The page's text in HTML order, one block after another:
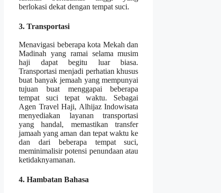
berlokasi dekat dengan tempat suci.
3. Transportasi
Menavigasi beberapa kota Mekah dan
Madinah yang ramai selama musim
haji dapat begitu luar biasa.
Transportasi menjadi perhatian khusus
buat banyak jemaah yang mempunyai
tujuan buat menggapai beberapa
tempat suci tepat waktu. Sebagai
Agen Travel Haji, Alhijaz Indowisata
menyediakan layanan transportasi
yang handal, memastikan transfer
jamaah yang aman dan tepat waktu ke
dan dari beberapa tempat suci,
meminimalisir potensi penundaan atau
ketidaknyamanan.
4. Hambatan Bahasa